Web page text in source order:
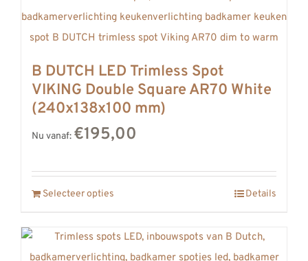
B DUTCH LED Trimless Spot
VIKING Double Square AR70 White
(240x138x100 mm)
Nu vanaf: €195,00
Selecteer opties Details